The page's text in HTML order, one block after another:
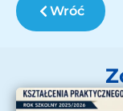
Wróć